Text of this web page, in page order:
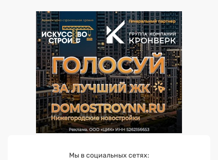
Мы в социальных сетях: